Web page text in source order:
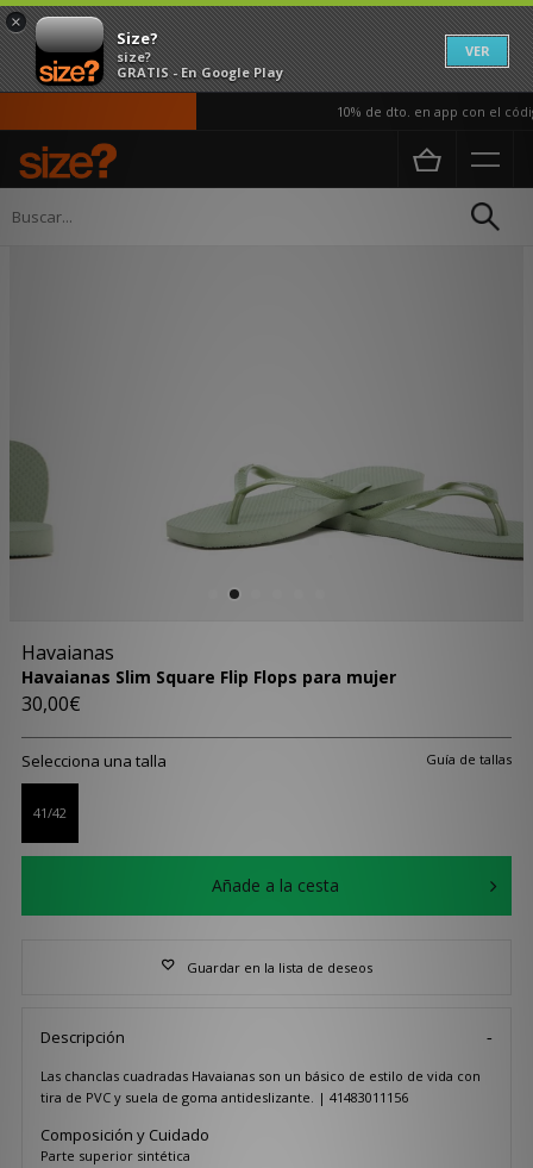
×
Size?
size?
GRATIS - En Google Play
VER
10% de dto. en app con el
Página principal
Havaianas
Havaianas Slim Square Flip Flops para mujer
30,00€
Guía de tallas
Selecciona una talla
41/42
Añade a la cesta
Guardar en la lista de deseos
Descripción
Las chanclas cuadradas Havaianas son un básico de estilo de vida con
tira de PVC y suela de goma antideslizante. | 41483011156
Composición y Cuidado
Parte superior sintética